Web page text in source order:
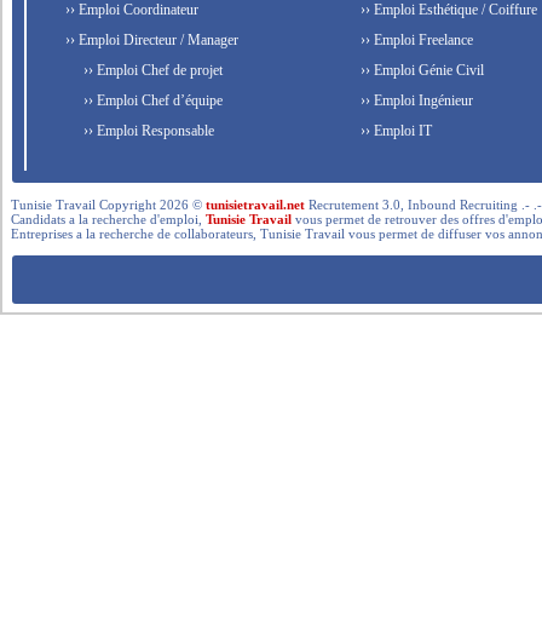
›› Emploi Coordinateur
›› Emploi Directeur / Manager
›› Emploi Chef de projet
›› Emploi Chef d’équipe
›› Emploi Responsable
›› Emploi Esthétique / Coiffure
›› Emploi Freelance
›› Emploi Génie Civil
›› Emploi Ingénieur
›› Emploi IT
Tunisie Travail Copyright 2026 ©tunisietravail.net Recrutement 3.0, Inbound Recruiting .-
Candidats a la recherche d'emploi,Tunisie Travail vous permet de retrouver des offres
Entreprises a la recherche de collaborateurs, Tunisie Travail vous permet de diffuser vos